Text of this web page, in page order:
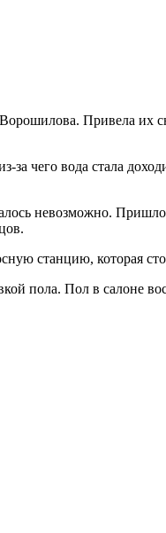
Привела их
чего вода стала
невозможно.
станцию, которая
пола. Пол в салоне